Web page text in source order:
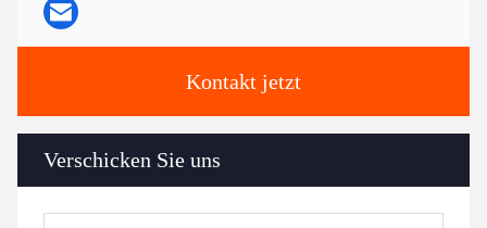
Kontakt jetzt
Verschicken Sie uns